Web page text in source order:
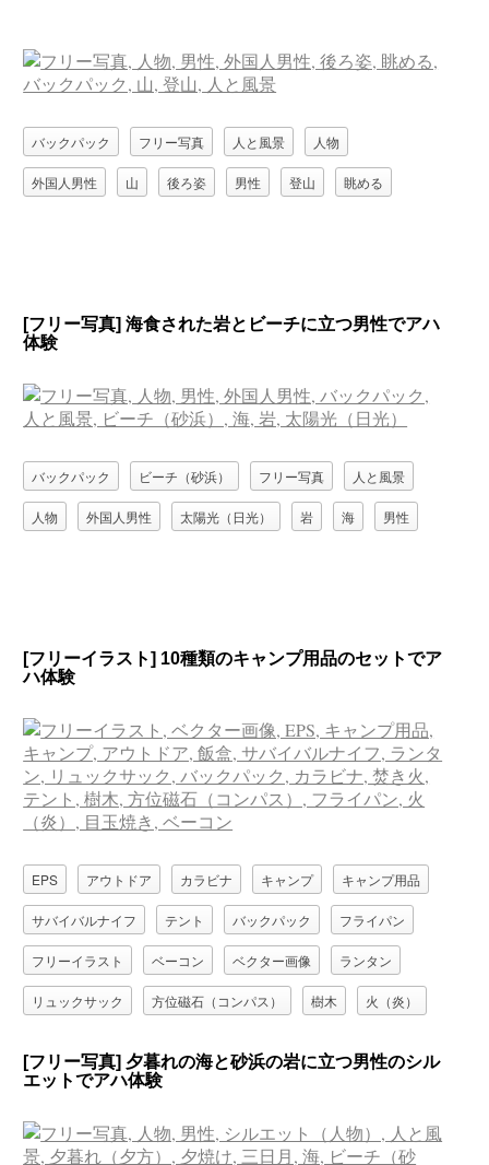
バックパック フリー写真 人と風景 人物
外国人男性 山 後ろ姿 男性 登山 眺める
[フリー写真] 海食された岩とビーチに立つ男性でアハ
体験
バックパック ビーチ（砂浜） フリー写真 人と風景
人物 外国人男性 太陽光（日光） 岩 海 男性
[フリーイラスト] 10種類のキャンプ用品のセットでア
ハ体験
EPS アウトドア カラビナ キャンプ キャンプ用品
サバイバルナイフ テント バックパック フライパン
フリーイラスト ベーコン ベクター画像 ランタン
リュックサック 方位磁石（コンパス） 樹木 火（炎）
[フリー写真] 夕暮れの海と砂浜の岩に立つ男性のシル
エットでアハ体験